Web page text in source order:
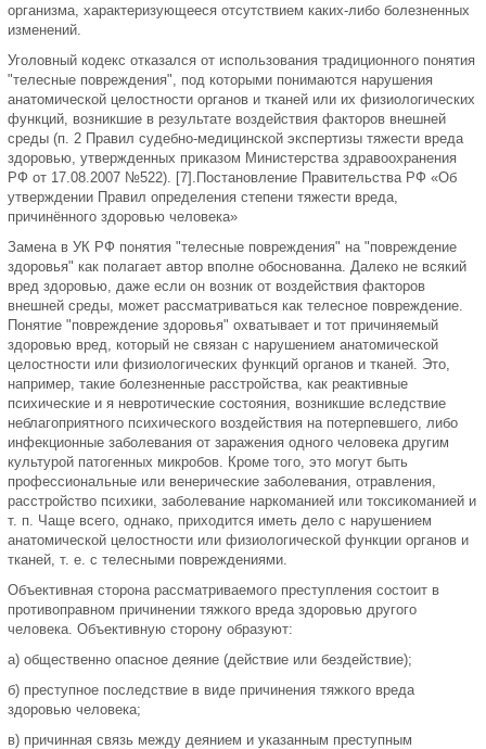
организма, характеризующееся отсутствием каких-либо болезненных
изменений.
Уголовный кодекс отказался от использования традиционного понятия
"телесные повреждения", под которыми понимаются нарушения
анатомической целостности органов и тканей или их физиологических
функций, возникшие в результате воздействия факторов внешней
среды (п. 2 Правил судебно-медицинской экспертизы тяжести вреда
здоровью, утвержденных приказом Министерства здравоохранения
РФ от 17.08.2007 №522). [7].Постановление Правительства РФ «Об
утверждении Правил определения степени тяжести вреда,
причинённого здоровью человека»
Замена в УК РФ понятия "телесные повреждения" на "повреждение
здоровья" как полагает автор вполне обоснованна. Далеко не всякий
вред здоровью, даже если он возник от воздействия факторов
внешней среды, может рассматриваться как телесное повреждение.
Понятие "повреждение здоровья" охватывает и тот причиняемый
здоровью вред, который не связан с нарушением анатомической
целостности или физиологических функций органов и тканей. Это,
например, такие болезненные расстройства, как реактивные
психические и я невротические состояния, возникшие вследствие
неблагоприятного психического воздействия на потерпевшего, либо
инфекционные заболевания от заражения одного человека другим
культурой патогенных микробов. Кроме того, это могут быть
профессиональные или венерические заболевания, отравления,
расстройство психики, заболевание наркоманией или токсикоманией и
т. п. Чаще всего, однако, приходится иметь дело с нарушением
анатомической целостности или физиологической функции органов и
тканей, т. е. с телесными повреждениями.
Объективная сторона рассматриваемого преступления состоит в
противоправном причинении тяжкого вреда здоровью другого
человека. Объективную сторону образуют:
а) общественно опасное деяние (действие или бездействие);
б) преступное последствие в виде причинения тяжкого вреда
здоровью человека;
в) причинная связь между деянием и указанным преступным